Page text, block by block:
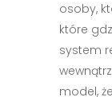
osoby,
które
system
model,